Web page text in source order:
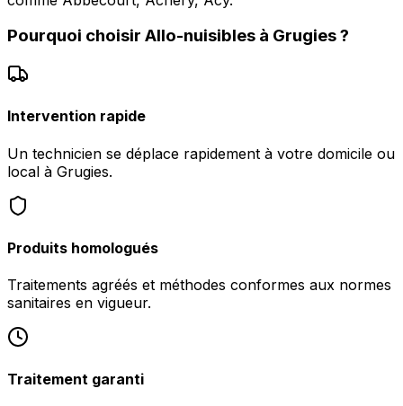
Pourquoi choisir Allo-nuisibles à Grugies?
Intervention rapide
Un technicien se déplace rapidement à votre domicile ou
local à Grugies.
Produits homologués
Traitements agréés et méthodes conformes aux normes
sanitaires en vigueur.
Traitement garanti